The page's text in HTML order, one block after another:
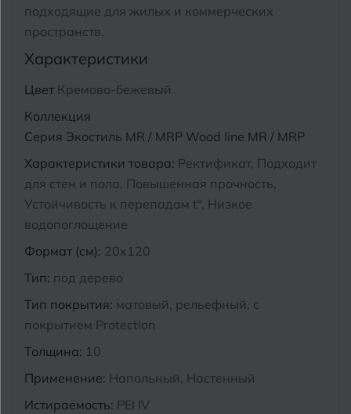
подходящие для жилых и коммерческих
пространств.
Характеристики
Цвет Кремово-бежевый
Коллекция
Серия Экостиль MR / MRP Wood line MR / MRP
Характеристики товара: Ректификат, Подходит
для стен и пола, Повышенная прочность,
Устойчивость к перепадам t°, Низкое
водопоглощение
Формат (см): 20x120
Тип: под дерево
Тип покрытия: матовый, рельефный, с
покрытием Protection
Толщина: 10
Применение: Напольный, Настенный
Истираемость: PEI IV
Кострома
Котлас
Краснодар
Курганинск
Майкоп
Муром
Химки
Ч Чебоксары